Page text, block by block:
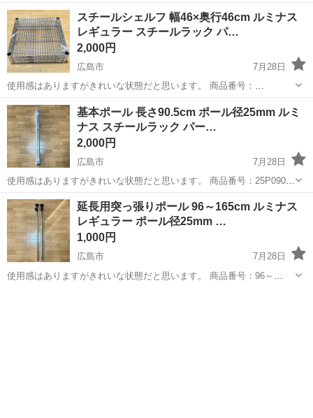
スチールシェルフ 幅46×奥行46cm ルミナス
レギュラー スチールラック パ…
2,000円
広島市
7月28日
使用感はありますがきれいな状態だと思います。 商品番号：
SR4545SL 定価：3,980円（1枚） 3枚セットです。 メタルラック ワイ
ヤーシェルフ ルミナス（Luminous） ドウシシャ
広島 広島市 収納家具 ポール
基本ポール 長さ90.5cm ポール径25mm ルミ
ナス スチールラック パー…
2,000円
広島市
7月28日
使用感はありますがきれいな状態だと思います。 商品番号：25P090
定価：9,520円（4本） 4本セットです。 メタルラック ワイヤーシェル
フ ルミナス（Luminous） ドウシシャ
広島 広島市 収納家具 ポール
延長用突っ張りポール 96～165cm ルミナス
レギュラー ポール径25mm …
1,000円
広島市
7月28日
使用感はありますがきれいな状態だと思います。 商品番号：96～